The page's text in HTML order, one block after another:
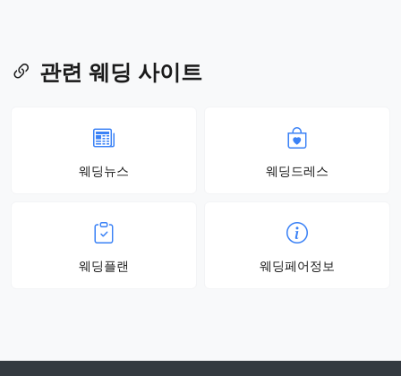
관련 웨딩 사이트
웨딩뉴스 웨딩드레스
웨딩플랜 웨딩페어정보